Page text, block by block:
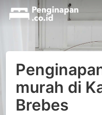
murah di
Brebes